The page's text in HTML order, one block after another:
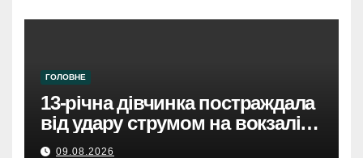
ГОЛОВНЕ
13-річна дівчинка постраждала
від удару струмом на вокзалі в
Броварах.
09.08.2026